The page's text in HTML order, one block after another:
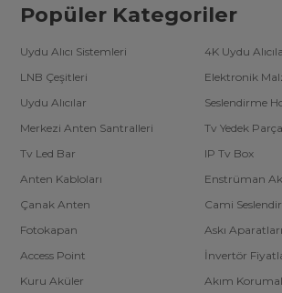
Popüler Kategoriler
Uydu Alıcı Sistemleri
4K Uydu
LNB Çeşitleri
Elektronik
Uydu Alıcılar
Seslendirme
Merkezi Anten Santralleri
Tv Yedek Parça
Tv Led Bar
IP Tv Box
Anten Kabloları
Enstrüman
Çanak Anten
Cami
Fotokapan
Askı Aparatları
Access Point
İnvertör
Kuru Aküler
Akım